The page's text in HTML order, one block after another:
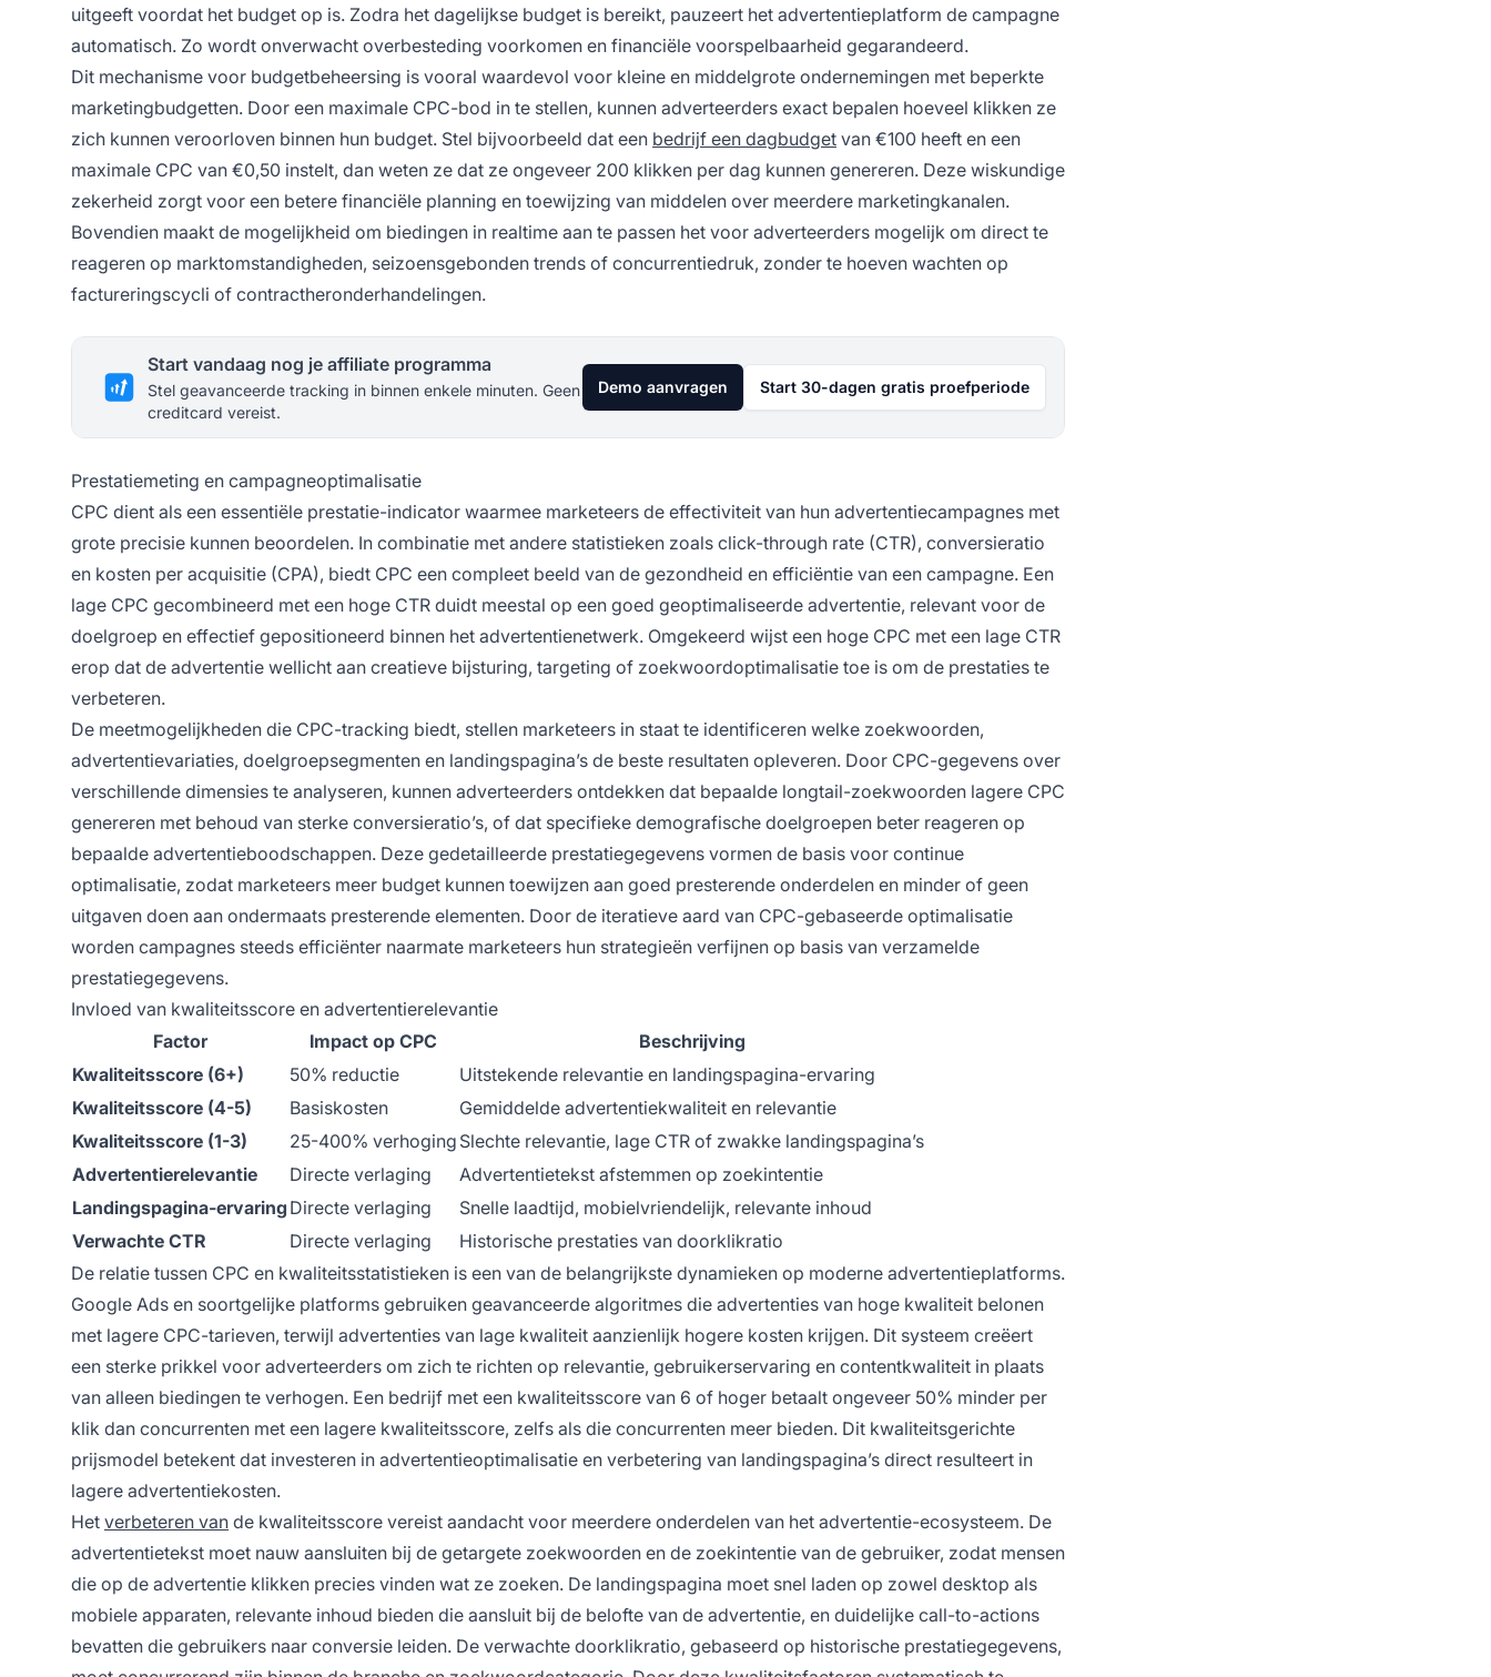
uitgeeft voordat het budget op is. Zodra het dagelijkse budget is bereikt, pauzeert het advertentieplatform de campagne
automatisch. Zo wordt onverwacht overbesteding voorkomen en financiële voorspelbaarheid gegarandeerd.
Dit mechanisme voor budgetbeheersing is vooral waardevol voor kleine en middelgrote ondernemingen met beperkte
marketingbudgetten. Door een maximale CPC-bod in te stellen, kunnen adverteerders exact bepalen hoeveel klikken ze
zich kunnen veroorloven binnen hun budget. Stel bijvoorbeeld dat een bedrijf een dagbudget van €100 heeft en een
maximale CPC van €0,50 instelt, dan weten ze dat ze ongeveer 200 klikken per dag kunnen genereren. Deze wiskundige
zekerheid zorgt voor een betere financiële planning en toewijzing van middelen over meerdere marketingkanalen.
Bovendien maakt de mogelijkheid om biedingen in realtime aan te passen het voor adverteerders mogelijk om direct te
reageren op marktomstandigheden, seizoensgebonden trends of concurrentiedruk, zonder te hoeven wachten op
factureringscycli of contractheronderhandelingen.
Start vandaag nog je affiliate programma
Stel geavanceerde tracking in binnen enkele minuten. Geen
creditcard vereist.
Demo aanvragen Start 30-dagen gratis proefperiode
Prestatiemeting en campagneoptimalisatie
CPC dient als een essentiële prestatie-indicator waarmee marketeers de effectiviteit van hun advertentiecampagnes met
grote precisie kunnen beoordelen. In combinatie met andere statistieken zoals click-through rate (CTR), conversieratio
en kosten per acquisitie (CPA), biedt CPC een compleet beeld van de gezondheid en efficiëntie van een campagne. Een
lage CPC gecombineerd met een hoge CTR duidt meestal op een goed geoptimaliseerde advertentie, relevant voor de
doelgroep en effectief gepositioneerd binnen het advertentienetwerk. Omgekeerd wijst een hoge CPC met een lage CTR
erop dat de advertentie wellicht aan creatieve bijsturing, targeting of zoekwoordoptimalisatie toe is om de prestaties te
verbeteren.
De meetmogelijkheden die CPC-tracking biedt, stellen marketeers in staat te identificeren welke zoekwoorden,
advertentievariaties, doelgroepsegmenten en landingspagina’s de beste resultaten opleveren. Door CPC-gegevens over
verschillende dimensies te analyseren, kunnen adverteerders ontdekken dat bepaalde longtail-zoekwoorden lagere CPC
genereren met behoud van sterke conversieratio’s, of dat specifieke demografische doelgroepen beter reageren op
bepaalde advertentieboodschappen. Deze gedetailleerde prestatiegegevens vormen de basis voor continue
optimalisatie, zodat marketeers meer budget kunnen toewijzen aan goed presterende onderdelen en minder of geen
uitgaven doen aan ondermaats presterende elementen. Door de iteratieve aard van CPC-gebaseerde optimalisatie
worden campagnes steeds efficiënter naarmate marketeers hun strategieën verfijnen op basis van verzamelde
prestatiegegevens.
Invloed van kwaliteitsscore en advertentierelevantie
Factor
Impact op CPC
Beschrijving
Kwaliteitsscore (6+)
50% reductie
Uitstekende relevantie en landingspagina-ervaring
Kwaliteitsscore (4-5)
Basiskosten
Gemiddelde advertentiekwaliteit en relevantie
Kwaliteitsscore (1-3)
25-400% verhoging Slechte relevantie, lage CTR of zwakke landingspagina’s
Advertentierelevantie
Directe verlaging
Advertentietekst afstemmen op zoekintentie
Landingspagina-ervaring Directe verlaging
Snelle laadtijd, mobielvriendelijk, relevante inhoud
Verwachte CTR
Directe verlaging
Historische prestaties van doorklikratio
De relatie tussen CPC en kwaliteitsstatistieken is een van de belangrijkste dynamieken op moderne advertentieplatforms.
Google Ads en soortgelijke platforms gebruiken geavanceerde algoritmes die advertenties van hoge kwaliteit belonen
met lagere CPC-tarieven, terwijl advertenties van lage kwaliteit aanzienlijk hogere kosten krijgen. Dit systeem creëert
een sterke prikkel voor adverteerders om zich te richten op relevantie, gebruikerservaring en contentkwaliteit in plaats
van alleen biedingen te verhogen. Een bedrijf met een kwaliteitsscore van 6 of hoger betaalt ongeveer 50% minder per
klik dan concurrenten met een lagere kwaliteitsscore, zelfs als die concurrenten meer bieden. Dit kwaliteitsgerichte
prijsmodel betekent dat investeren in advertentieoptimalisatie en verbetering van landingspagina’s direct resulteert in
lagere advertentiekosten.
Het verbeteren van de kwaliteitsscore vereist aandacht voor meerdere onderdelen van het advertentie-ecosysteem. De
advertentietekst moet nauw aansluiten bij de getargete zoekwoorden en de zoekintentie van de gebruiker, zodat mensen
die op de advertentie klikken precies vinden wat ze zoeken. De landingspagina moet snel laden op zowel desktop als
mobiele apparaten, relevante inhoud bieden die aansluit bij de belofte van de advertentie, en duidelijke call-to-actions
bevatten die gebruikers naar conversie leiden. De verwachte doorklikratio, gebaseerd op historische prestatiegegevens,